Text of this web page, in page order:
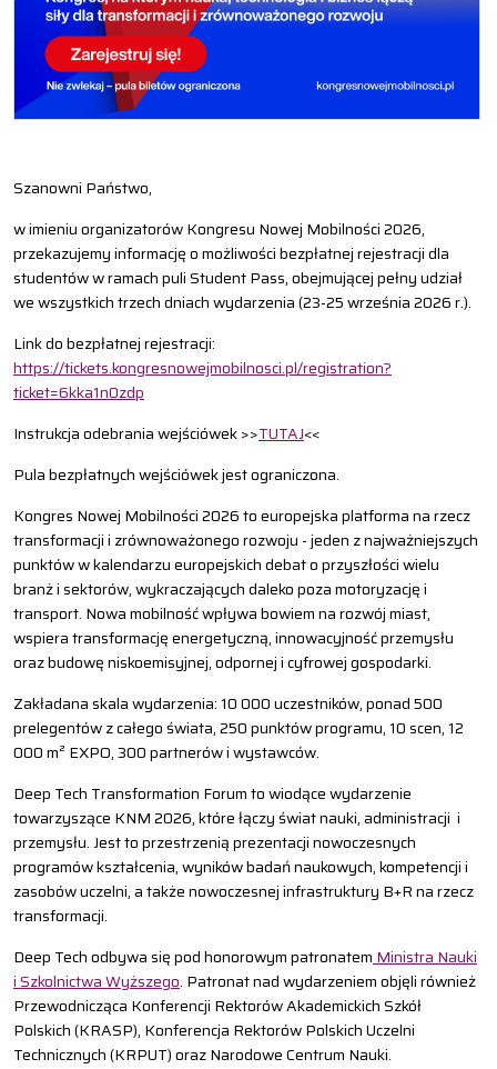
Szanowni Państwo,
w imieniu organizatorów Kongresu Nowej Mobilności 2026,
przekazujemy informację o możliwości bezpłatnej rejestracji dla
studentów w ramach puli Student Pass, obejmującej pełny udział
we wszystkich trzech dniach wydarzenia (23-25 września 2026 r.).
Link do bezpłatnej rejestracji:
https://tickets.kongresnowejmobilnosci.pl/registration?
ticket=6kka1n0zdp
Instrukcja odebrania wejściówek >>TUTAJ<<
Pula bezpłatnych wejściówek jest ograniczona.
Kongres Nowej Mobilności 2026 to europejska platforma na rzecz
transformacji i zrównoważonego rozwoju - jeden z najważniejszych
punktów w kalendarzu europejskich debat o przyszłości wielu
branż i sektorów, wykraczających daleko poza motoryzację i
transport. Nowa mobilność wpływa bowiem na rozwój miast,
wspiera transformację energetyczną, innowacyjność przemysłu
oraz budowę niskoemisyjnej, odpornej i cyfrowej gospodarki.
Zakładana skala wydarzenia: 10 000 uczestników, ponad 500
prelegentów z całego świata, 250 punktów programu, 10 scen, 12
000 m² EXPO, 300 partnerów i wystawców.
Deep Tech Transformation Forum to wiodące wydarzenie
towarzyszące KNM 2026, które łączy świat nauki, administracji i
przemysłu. Jest to przestrzenią prezentacji nowoczesnych
programów kształcenia, wyników badań naukowych, kompetencji i
zasobów uczelni, a także nowoczesnej infrastruktury B+R na rzecz
transformacji.
Deep Tech odbywa się pod honorowym patronatemMinistra Nauki
i Szkolnictwa Wyższego. Patronat nad wydarzeniem objęli również
Przewodnicząca Konferencji Rektorów Akademickich Szkół
Polskich (KRASP), Konferencja Rektorów Polskich Uczelni
Technicznych (KRPUT) oraz Narodowe Centrum Nauki.